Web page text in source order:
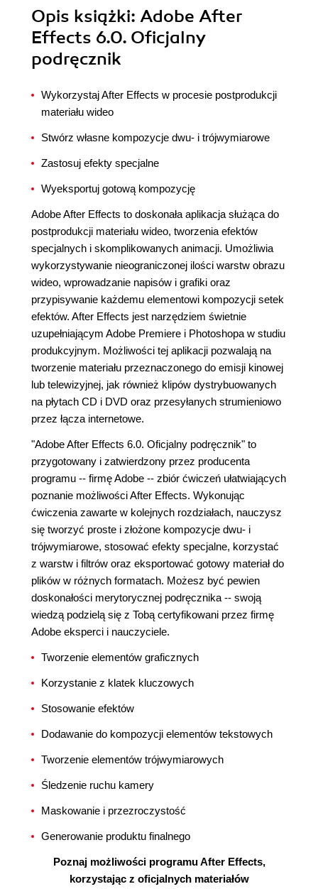
Opis książki: Adobe After
Effects 6.0. Oficjalny
podręcznik
Wykorzystaj After Effects w procesie postprodukcji
materiału wideo
Stwórz własne kompozycje dwu- i trójwymiarowe
Zastosuj efekty specjalne
Wyeksportuj gotową kompozycję
Adobe After Effects to doskonała aplikacja służąca do
postprodukcji materiału wideo, tworzenia efektów
specjalnych i skomplikowanych animacji. Umożliwia
wykorzystywanie nieograniczonej ilości warstw obrazu
wideo, wprowadzanie napisów i grafiki oraz
przypisywanie każdemu elementowi kompozycji setek
efektów. After Effects jest narzędziem świetnie
uzupełniającym Adobe Premiere i Photoshopa w studiu
produkcyjnym. Możliwości tej aplikacji pozwalają na
tworzenie materiału przeznaczonego do emisji kinowej
lub telewizyjnej, jak również klipów dystrybuowanych
na płytach CD i DVD oraz przesyłanych strumieniowo
przez łącza internetowe.
"Adobe After Effects 6.0. Oficjalny podręcznik" to
przygotowany i zatwierdzony przez producenta
programu -- firmę Adobe -- zbiór ćwiczeń ułatwiających
poznanie możliwości After Effects. Wykonując
ćwiczenia zawarte w kolejnych rozdziałach, nauczysz
się tworzyć proste i złożone kompozycje dwu- i
trójwymiarowe, stosować efekty specjalne, korzystać
z warstw i filtrów oraz eksportować gotowy materiał do
plików w różnych formatach. Możesz być pewien
doskonałości merytorycznej podręcznika -- swoją
wiedzą podzielą się z Tobą certyfikowani przez firmę
Adobe eksperci i nauczyciele.
Tworzenie elementów graficznych
Korzystanie z klatek kluczowych
Stosowanie efektów
Dodawanie do kompozycji elementów tekstowych
Tworzenie elementów trójwymiarowych
Śledzenie ruchu kamery
Maskowanie i przezroczystość
Generowanie produktu finalnego
Poznaj możliwości programu After Effects,
korzystając z oficjalnych materiałów